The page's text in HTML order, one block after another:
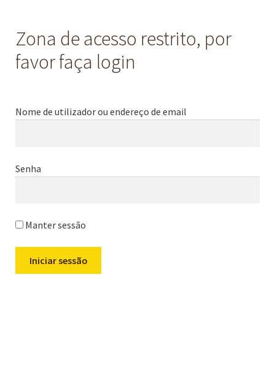
Zona de acesso restrito, por
favor faça login
Nome de utilizador ou endereço de email
Senha
Manter sessão